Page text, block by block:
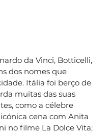
da Vinci, Botticelli,
dos nomes que
Itália foi berço de
muitas das suas
como a célebre
cena com Anita
no filme La Dolce Vita;